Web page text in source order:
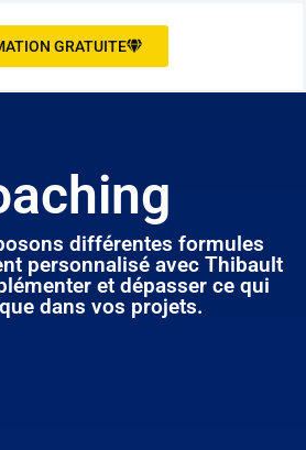
GRATUITE
différentes formules
personnalisé avec Thibault
et dépasser ce qui
dans vos projets.